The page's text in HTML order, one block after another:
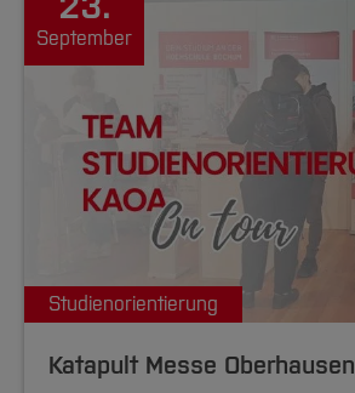
Studienorientierung
September
Katapult Messe Oberhausen